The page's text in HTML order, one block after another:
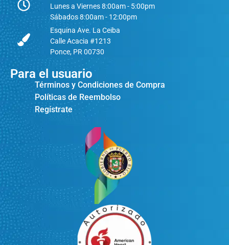
Lunes a Viernes 8:00am - 5:00pm
Sábados 8:00am - 12:00pm
Esquina Ave. La Ceiba
Calle Acacia #1213
Ponce, PR 00730
Para el usuario
Términos y Condiciones de Compra
Políticas de Reembolso
Regístrate